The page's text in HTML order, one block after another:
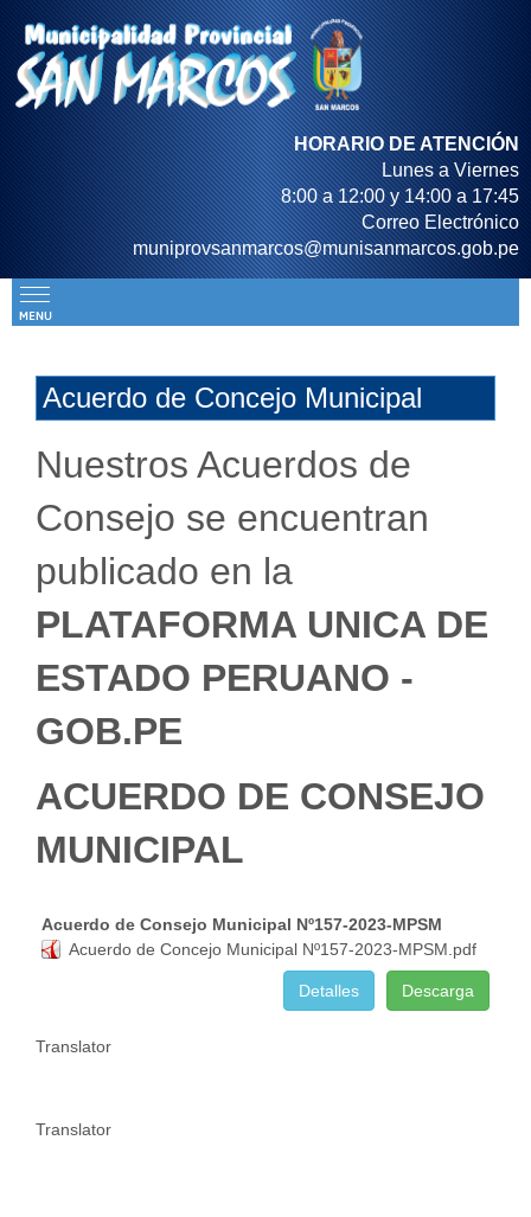
HORARIO DE ATENCIÓN
Lunes a Viernes
8:00 a 12:00 y 14:00 a 17:45
Correo Electrónico
muniprovsanmarcos@munisanmarcos.gob.pe
Acuerdo de Concejo Municipal
Nuestros Acuerdos de
Consejo se encuentran
publicado en la
PLATAFORMA UNICA DE
ESTADO PERUANO -
GOB.PE
ACUERDO DE CONSEJO
MUNICIPAL
Acuerdo de Consejo Municipal Nº157-2023-MPSM
Acuerdo de Concejo Municipal Nº157-2023-MPSM.pdf
Descarga
Detalles
Translator
Translator